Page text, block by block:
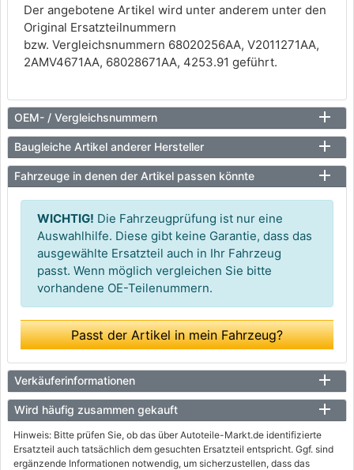
Der angebotene Artikel wird unter anderem unter den
Original Ersatzteilnummern
bzw. Vergleichsnummern 68020256AA, V2011271AA,
2AMV4671AA, 68028671AA, 4253.91 geführt.
OEM- / Vergleichsnummern
Baugleiche Artikel anderer Hersteller
Fahrzeuge in denen der Artikel passen könnte
WICHTIG! Die Fahrzeugprüfung ist nur eine
Auswahlhilfe. Diese gibt keine Garantie, dass das
ausgewählte Ersatzteil auch in Ihr Fahrzeug
passt. Wenn möglich vergleichen Sie bitte
vorhandene OE-Teilenummern.
Passt der Artikel in mein Fahrzeug?
Verkäuferinformationen
Wird häufig zusammen gekauft
Hinweis: Bitte prüfen Sie, ob das über Autoteile-Markt.de identifizierte
Ersatzteil auch tatsächlich dem gesuchten Ersatzteil entspricht. Ggf. sind
ergänzende Informationen notwendig, um sicherzustellen, dass das